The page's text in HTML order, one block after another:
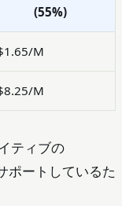
(55%)
M
M
ティブの
ポートしているた